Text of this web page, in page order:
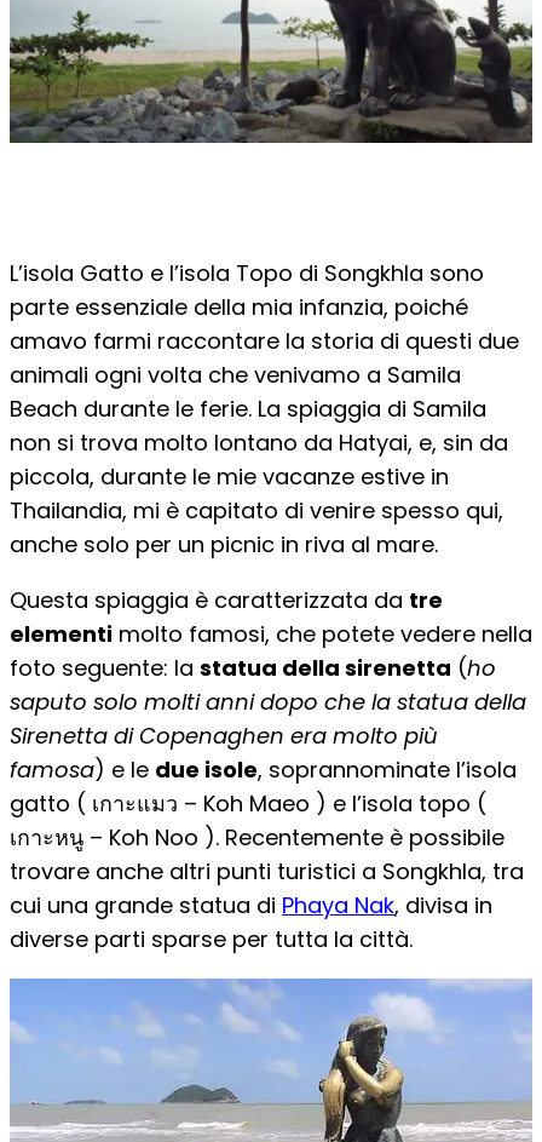
L’isola Gatto e l’isola Topo di Songkhla sono
parte essenziale della mia infanzia, poiché
amavo farmi raccontare la storia di questi due
animali ogni volta che venivamo a Samila
Beach durante le ferie. La spiaggia di Samila
non si trova molto lontano da Hatyai, e, sin da
piccola, durante le mie vacanze estive in
Thailandia, mi è capitato di venire spesso qui,
anche solo per un picnic in riva al mare.
Questa spiaggia è caratterizzata da tre
elementi molto famosi, che potete vedere nella
foto seguente: la statua della sirenetta (ho
saputo solo molti anni dopo che la statua della
Sirenetta di Copenaghen era molto più
famosa) e le due isole, soprannominate l’isola
gatto ( เกาะแมว – Koh Maeo ) e l’isola topo (
เกาะหนู – Koh Noo ). Recentemente è possibile
trovare anche altri punti turistici a Songkhla, tra
cui una grande statua di Phaya Nak, divisa in
diverse parti sparse per tutta la città.